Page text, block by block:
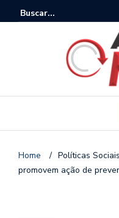
Home / Políticas
promovem ação de